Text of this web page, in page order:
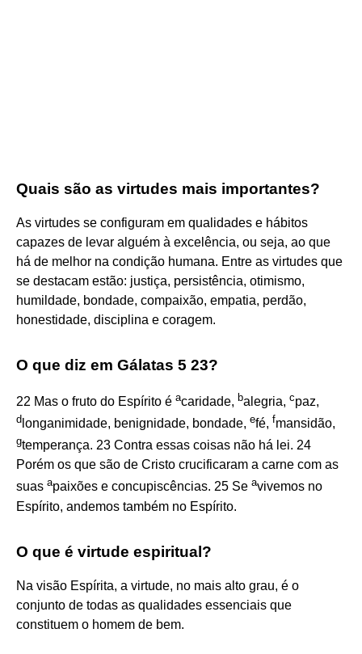
Quais são as virtudes mais importantes?
As virtudes se configuram em qualidades e hábitos
capazes de levar alguém à excelência, ou seja, ao que
há de melhor na condição humana. Entre as virtudes que
se destacam estão: justiça, persistência, otimismo,
humildade, bondade, compaixão, empatia, perdão,
honestidade, disciplina e coragem.
O que diz em Gálatas 5 23?
22 Mas o fruto do Espírito é acaridade, balegria, cpaz,
d longanimidade, benignidade, bondade, efé, fmansidão,
gtemperança. 23 Contra essas coisas não há lei. 24
Porém os que são de Cristo crucificaram a carne com as
suas apaixões e concupiscências. 25 Se avivemos no
Espírito, andemos também no Espírito.
O que é virtude espiritual?
Na visão Espírita, a virtude, no mais alto grau, é o
conjunto de todas as qualidades essenciais que
constituem o homem de bem.